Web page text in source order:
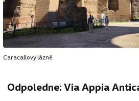
Caracallovy lázně
Odpoledne: Via Appia